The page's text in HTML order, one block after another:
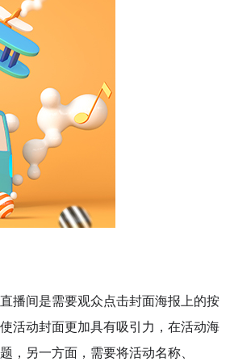
间是需要观众点击封面海报上的按
活动封面更加具有吸引力，在活动海
，另一方面，需要将活动名称、